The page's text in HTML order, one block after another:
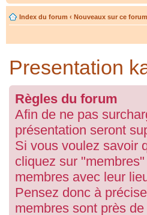
Index du forum ‹ Nouveaux sur ce forum
Presentation
Règles du forum
Afin de ne pas
présentation seront
Si vous voulez savoir
cliquez sur
membres avec leur
Pensez donc à
membres sont près